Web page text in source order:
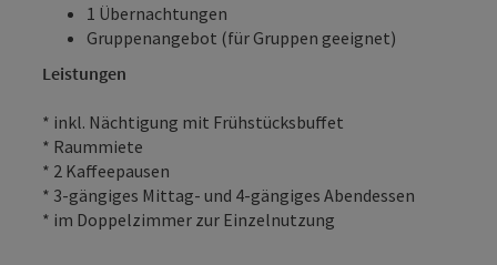
1 Übernachtungen
Gruppenangebot (für Gruppen geeignet)
Leistungen
* inkl. Nächtigung mit Frühstücksbuffet
* Raummiete
* 2 Kaffeepausen
* 3-gängiges Mittag- und 4-gängiges Abendessen
* im Doppelzimmer zur Einzelnutzung